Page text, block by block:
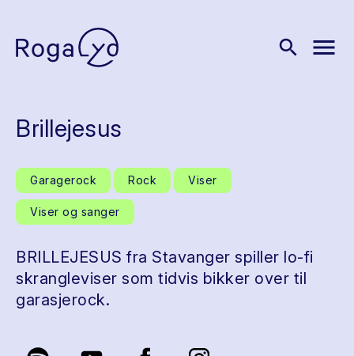
search menu
Brillejesus
Garagerock Rock Viser
Viser og sanger
BRILLEJESUS fra Stavanger spiller lo-fi
skrangleviser som tidvis bikker over til
garasjerock.